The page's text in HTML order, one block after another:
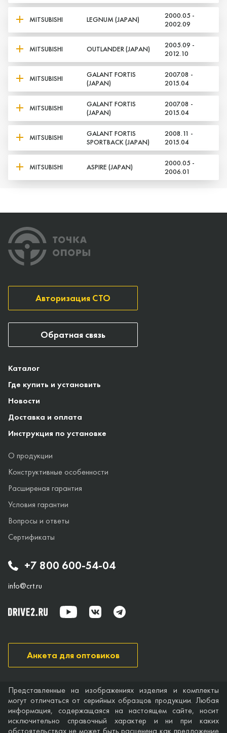
MITSUBISHI LEGNUM (JAPAN)
2000.05 -
2002.09
MITSUBISHI OUTLANDER (JAPAN)
2005.09 -
2012.10
MITSUBISHI
GALANT FORTIS
(JAPAN)
2007.08 -
2015.04
MITSUBISHI
GALANT FORTIS
(JAPAN)
2007.08 -
2015.04
MITSUBISHI
GALANT FORTIS
SPORTBACK (JAPAN)
2008.11 -
2015.04
MITSUBISHI ASPIRE (JAPAN)
2000.05 -
2006.01
+7 800 600-54-04
info@crt.ru
Каталог
Где купить и установить
Новости
Доставка и оплата
Инструкция по установке
О продукции
Конструктивные особенности
Расширеная гарантия
Условия гарантии
Вопросы и ответы
Сертификаты
Авторизация СТО
Анкета для оптовиков
Обратная связь
Представленные на изображениях изделия и комплекты
могут отличаться от серийных образцов продукции. Любая
информация, содержащаяся на настоящем сайте, носит
исключительно справочный характер и ни при каких
обстоятельствах не может быть расценена как предложение